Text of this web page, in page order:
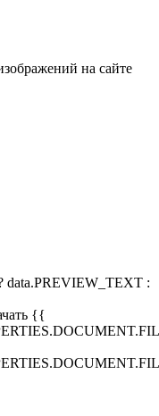
на сайте
:
{{